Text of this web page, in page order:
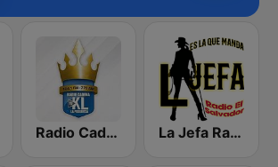
Radio Cadena YSKL La Poderosa La Jefa Radio El Salvador